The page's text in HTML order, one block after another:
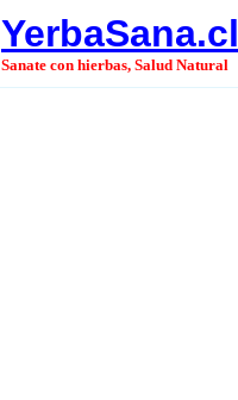
YerbaSana.cl
Sanate con hierbas, Salud Natural